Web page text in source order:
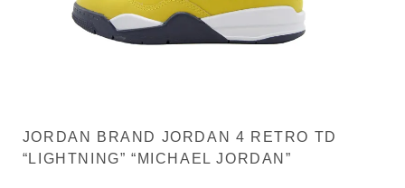
JORDAN BRAND JORDAN 4 RETRO TD
“LIGHTNING” “MICHAEL JORDAN”